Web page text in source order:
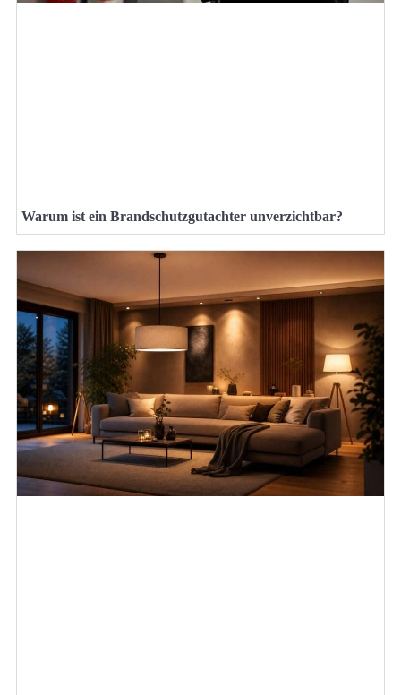
Warum ist ein Brandschutzgutachter unverzichtbar?